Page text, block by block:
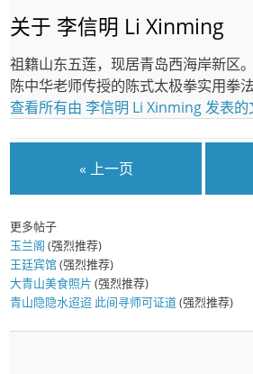
关于 李信明 Li Xinming
祖籍山东五莲，现居青岛西海岸新区
陈中华老师传授的陈式太极拳实用拳
查看所有由 李信明 Li Xinming 发表的
« 上一页
更多帖子
玉兰阁 (强烈推荐)
王廷宾馆(强烈推荐)
大青山美食照片 (强烈推荐)
青山隐隐水迢迢 此间寻师可证道(强烈推荐)